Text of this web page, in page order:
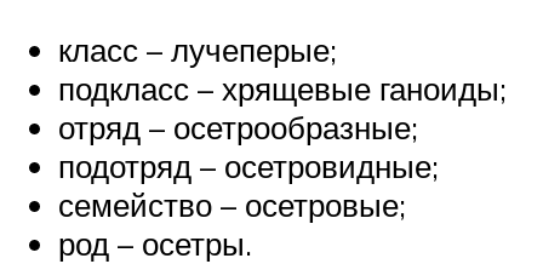
класс – лучеперые;
подкласс – хрящевые ганоиды;
отряд – осетрообразные;
подотряд – осетровидные;
семейство – осетровые;
род – осетры.